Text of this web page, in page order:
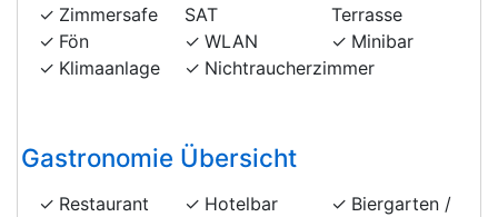
Zimmersafe
Fön
Klimaanlage
SAT
WLAN
Nichtraucherzimmer
Terrasse
Minibar
Gastronomie Übersicht
Restaurant
Hotelbar
Biergarten /